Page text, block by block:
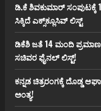
ಡಿ.ಕೆ ಶಿವಕುಮಾರ್‌ ಸಂಪುಟಕ್ಕೆ
ಸಿಕ್ಕಿದೆ ಎಕ್ಸ್‌ಕ್ಲೂಸಿವ್‌ ಲಿಸ್ಟ್‌
ಡಿಕೆಶಿ ಜತೆ 14 ಮಂದಿ
ಸಚಿವರ ಫೈನಲ್ ಲಿಸ್ಟ್‌!
ಕನ್ನಡ ಚಿತ್ರರಂಗಕ್ಕೆ ದೊಡ್ಡ
ಅಂತ್ಯ!